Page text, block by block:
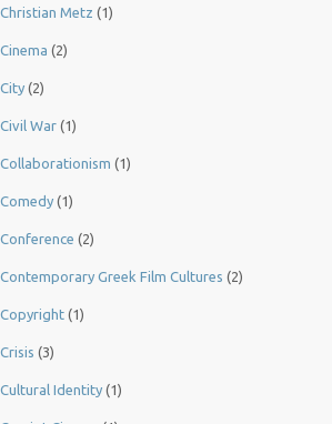
Christian Metz (1)
Cinema (2)
City (2)
Civil War (1)
Collaborationism (1)
Comedy (1)
Conference (2)
Contemporary Greek Film Cultures (2)
Copyright (1)
Crisis (3)
Cultural Identity (1)